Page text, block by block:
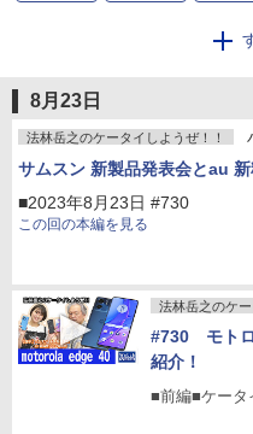
2014
8月23日
法林岳之のケータイしようぜ！！
サムスン 新製品発表会とau
■2023年8月23日 #730
この回の本編を見る
法林岳之のケー
#730 モト
紹介！
■前編■ケータ